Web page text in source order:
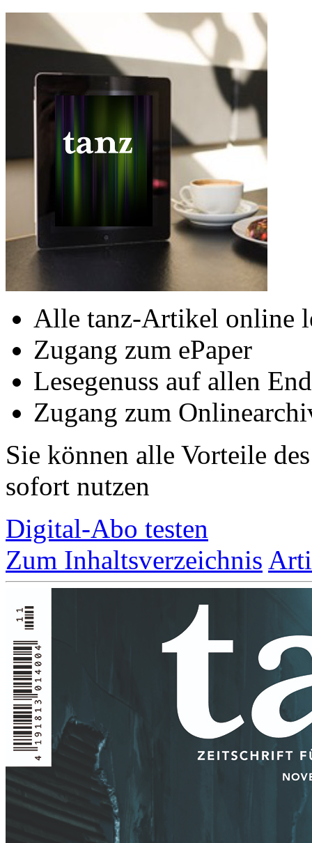
Alle tanz-Artikel online
Zugang zum ePaper
Lesegenuss auf allen
Zugang zum
Sie können alle Vorteile
sofort nutzen
Digital-Abo testen
Zum Inhaltsverzeichnis